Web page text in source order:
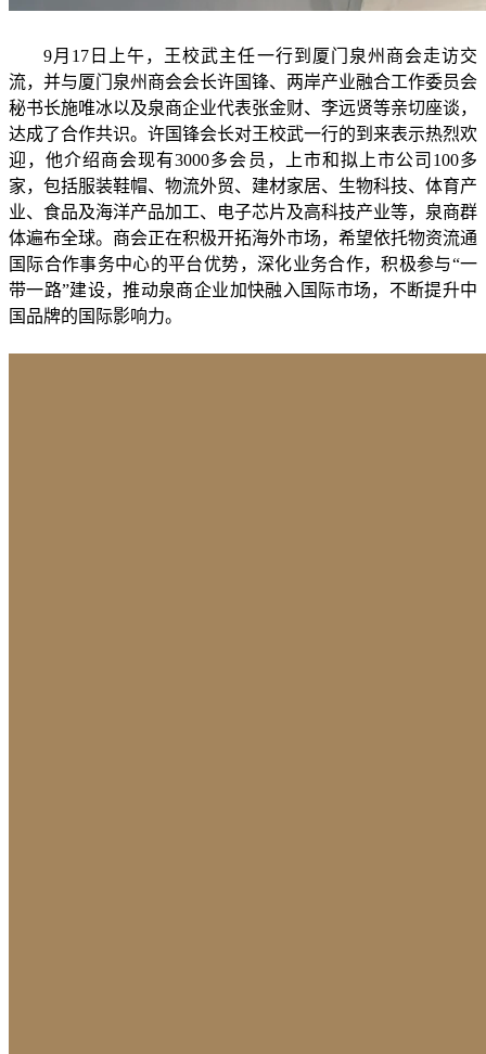
9月17日上午，王校武主任一行到厦门泉州商会走访交
流，并与厦门泉州商会会长许国锋、两岸产业融合工作委员会
秘书长施唯冰以及泉商企业代表张金财、李远贤等亲切座谈，
达成了合作共识。许国锋会长对王校武一行的到来表示热烈欢
迎，他介绍商会现有3000多会员，上市和拟上市公司100多
家，包括服装鞋帽、物流外贸、建材家居、生物科技、体育产
业、食品及海洋产品加工、电子芯片及高科技产业等，泉商群
体遍布全球。商会正在积极开拓海外市场，希望依托物资流通
国际合作事务中心的平台优势，深化业务合作，积极参与“一
带一路”建设，推动泉商企业加快融入国际市场，不断提升中
国品牌的国际影响力。